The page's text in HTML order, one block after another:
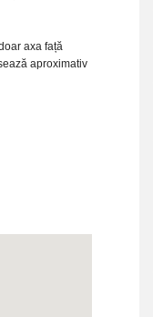
axa față
aproximativ